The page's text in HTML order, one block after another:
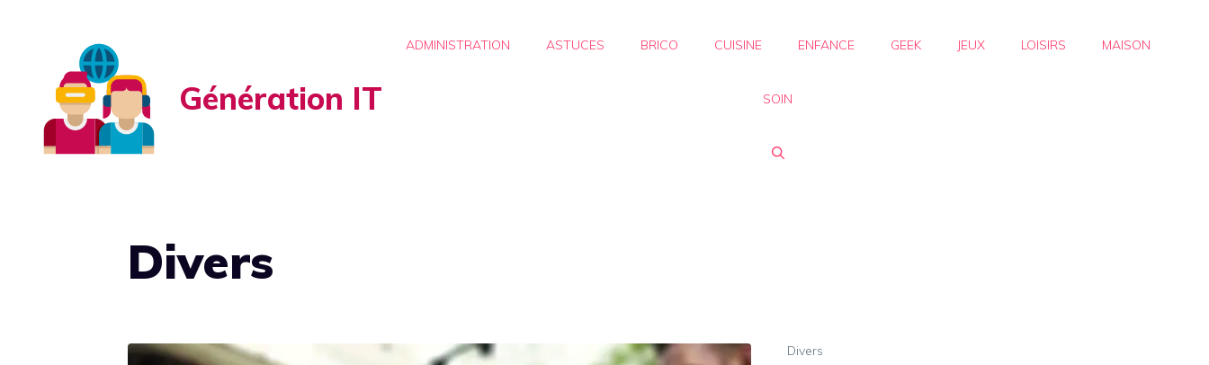
Génération IT
ADMINISTRATION ASTUCES BRICO CUISINE ENFANCE GEEK JEUX LOISIRS MAISON
SOIN
Divers
Divers